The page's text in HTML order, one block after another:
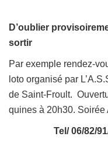
D’oublier
sortir
Par exemple rendez-
loto organisé par
de Saint-Froult.
quines à 20h30. Soirée
Tel/ 06/82/